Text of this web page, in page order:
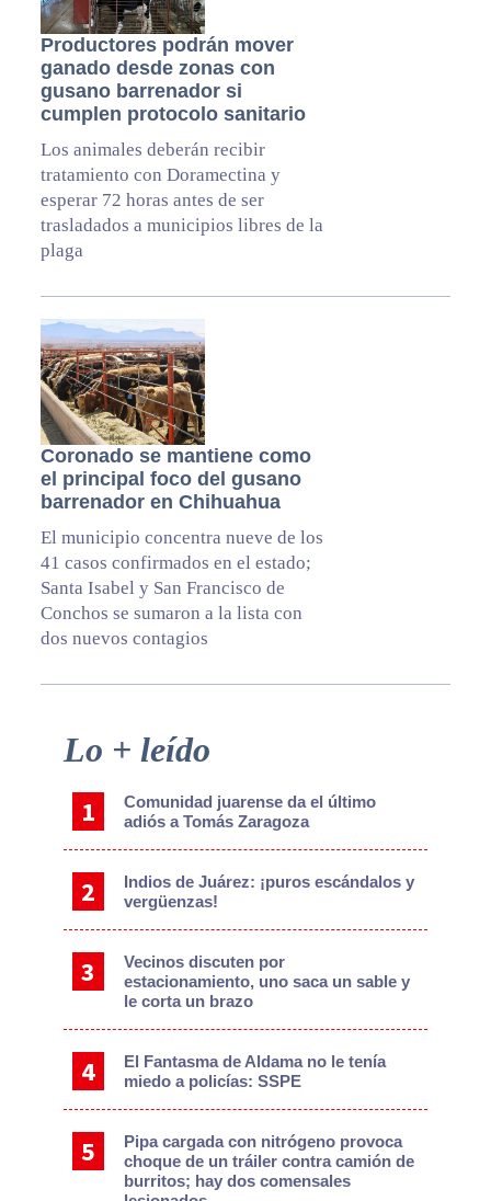
Productores podrán mover
ganado desde zonas con
gusano barrenador si
cumplen protocolo sanitario
Los animales deberán recibir
tratamiento con Doramectina y
esperar 72 horas antes de ser
trasladados a municipios libres de la
plaga
Coronado se mantiene como
el principal foco del gusano
barrenador en Chihuahua
El municipio concentra nueve de los
41 casos confirmados en el estado;
Santa Isabel y San Francisco de
Conchos se sumaron a la lista con
dos nuevos contagios
Primary
Lo + leído
Comunidad juarense da el último
adiós a Tomás Zaragoza
Indios de Juárez: ¡puros escándalos y
vergüenzas!
Vecinos discuten por
estacionamiento, uno saca un sable y
le corta un brazo
El Fantasma de Aldama no le tenía
miedo a policías: SSPE
Pipa cargada con nitrógeno provoca
choque de un tráiler contra camión de
burritos; hay dos comensales